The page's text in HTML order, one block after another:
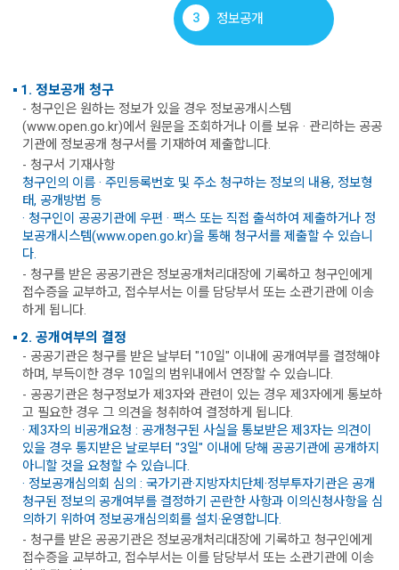
3 정보공개
1. 정보공개 청구
- 청구인은 원하는 정보가 있을 경우 정보공개시스템
(www.open.go.kr)에서 원문을 조회하거나 이를 보유 · 관리하는 공공
기관에 정보공개 청구서를 기재하여 제출합니다.
- 청구서 기재사항
청구인의 이름 · 주민등록번호 및 주소 청구하는 정보의 내용, 정보형
태, 공개방법 등
· 청구인이 공공기관에 우편 · 팩스 또는 직접 출석하여 제출하거나 정
보공개시스템(www.open.go.kr)을 통해 청구서를 제출할 수 있습니
다.
- 청구를 받은 공공기관은 정보공개처리대장에 기록하고 청구인에게
접수증을 교부하고, 접수부서는 이를 담당부서 또는 소관기관에 이송
하게 됩니다.
2. 공개여부의 결정
- 공공기관은 청구를 받은 날부터 "10일" 이내에 공개여부를 결정해야
하며, 부득이한 경우 10일의 범위내에서 연장할 수 있습니다.
- 공공기관은 청구정보가 제3자와 관련이 있는 경우 제3자에게 통보하
고 필요한 경우 그 의견을 청취하여 결정하게 됩니다.
· 제3자의 비공개요청 : 공개청구된 사실을 통보받은 제3자는 의견이
있을 경우 통지받은 날로부터 "3일" 이내에 당해 공공기관에 공개하지
아니할 것을 요청할 수 있습니다.
· 정보공개심의회 심의 : 국가기관·지방자치단체·정부투자기관은 공개
청구된 정보의 공개여부를 결정하기 곤란한 사항과 이의신청사항을 심
의하기 위하여 정보공개심의회를 설치·운영합니다.
- 청구를 받은 공공기관은 정보공개처리대장에 기록하고 청구인에게
접수증을 교부하고, 접수부서는 이를 담당부서 또는 소관기관에 이송